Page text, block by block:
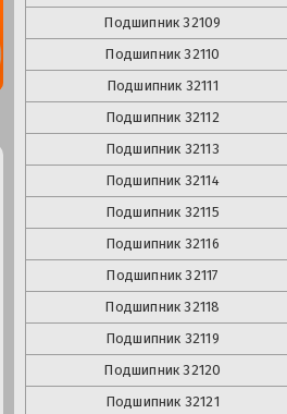
Подшипник32109
Подшипник32110
Подшипник 32111
Подшипник 32112
Подшипник 32113
Подшипник 32114
Подшипник 32115
Подшипник 32116
Подшипник32117
Подшипник32118
Подшипник 32119
Подшипник32120
Подшипник 32121